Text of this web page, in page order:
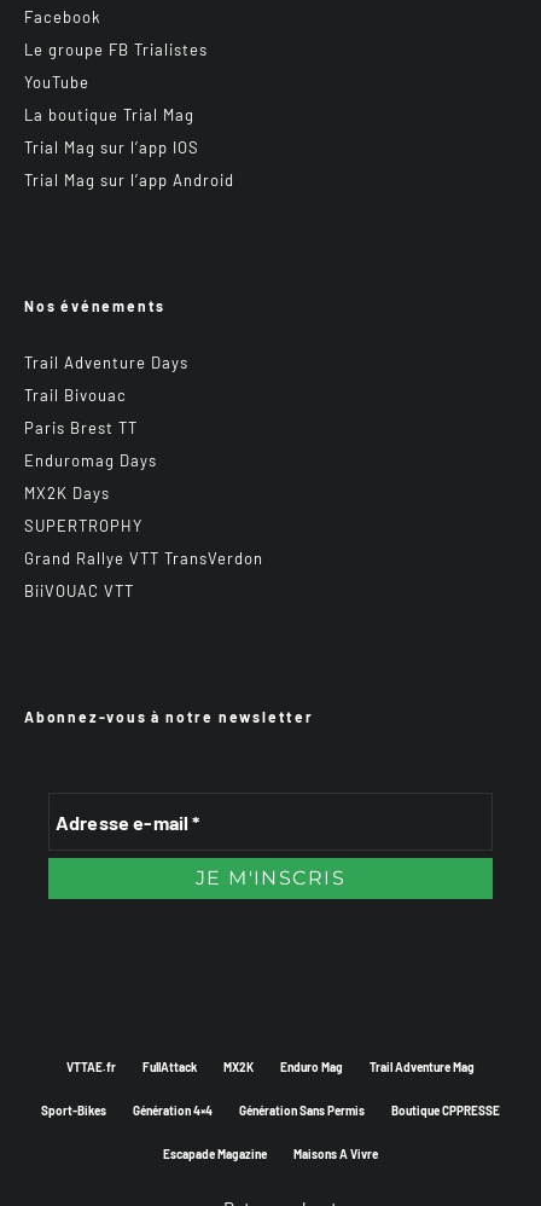
Facebook
Le groupe FB Trialistes
YouTube
La boutique Trial Mag
Trial Mag sur l’app IOS
Trial Mag sur l’app Android
Nos événements
Trail Adventure Days
Trail Bivouac
Paris Brest TT
Enduromag Days
MX2K Days
SUPERTROPHY
Grand Rallye VTT TransVerdon
BiiVOUAC VTT
Abonnez-vous à notre newsletter
VTTAE.fr FullAttack MX2K Enduro Mag Trail Adventure Mag
Sport-Bikes Génération 4×4 Génération Sans Permis Boutique CPPRESSE
Escapade Magazine Maisons A Vivre